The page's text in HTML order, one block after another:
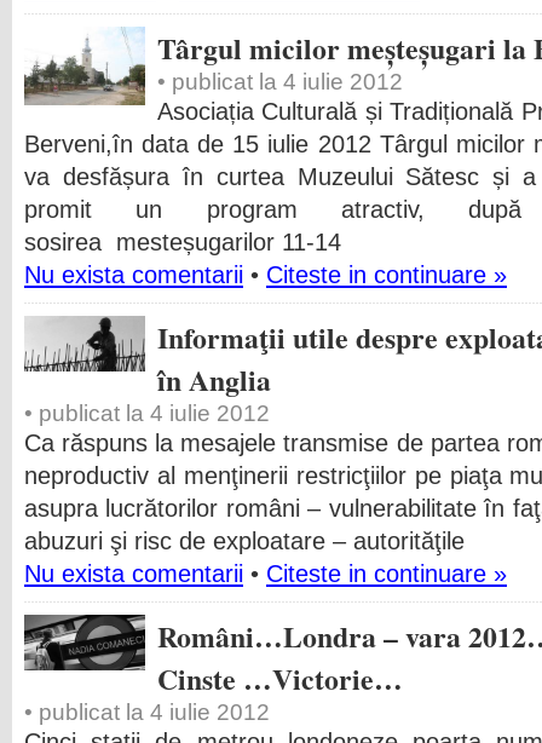
Târgul micilor meșteșugari la
• publicat la 4 iulie 2012
Asociația Culturală și Tradițională
Berveni,în data de 15 iulie 2012 Târgul micilor
va desfășura în curtea Muzeului Sătesc și a
promit un program atractiv,
sosirea mesteșugarilor 11-14
Nu exista comentarii • Citeste in continuare »
Informaţii utile despre
în Anglia
• publicat la 4 iulie 2012
Ca răspuns la mesajele transmise de partea
neproductiv al menţinerii restricţiilor pe piaţa
asupra lucrătorilor români – vulnerabilitate în
abuzuri şi risc de exploatare – autorităţile
Nu exista comentarii • Citeste in continuare »
Români…Londra – vara
Cinste …Victorie…
• publicat la 4 iulie 2012